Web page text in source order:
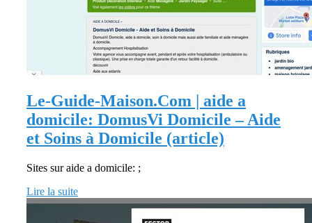
Le-Guide-Maison.Com | aide a
domicile: DomusVi Domicile – Aide
et Soins à Domicile (article)
Sites sur aide a domicile: ;
Lire la suite